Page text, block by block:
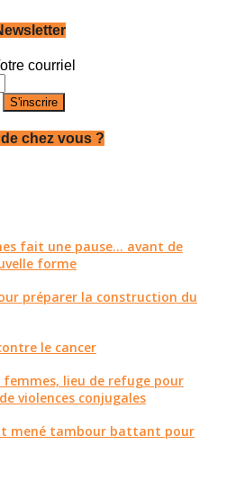
courriel
chez vous ?
fait une pause... avant de
forme
préparer la construction du
le cancer
femmes, lieu de refuge pour
violences conjugales
mené tambour battant pour